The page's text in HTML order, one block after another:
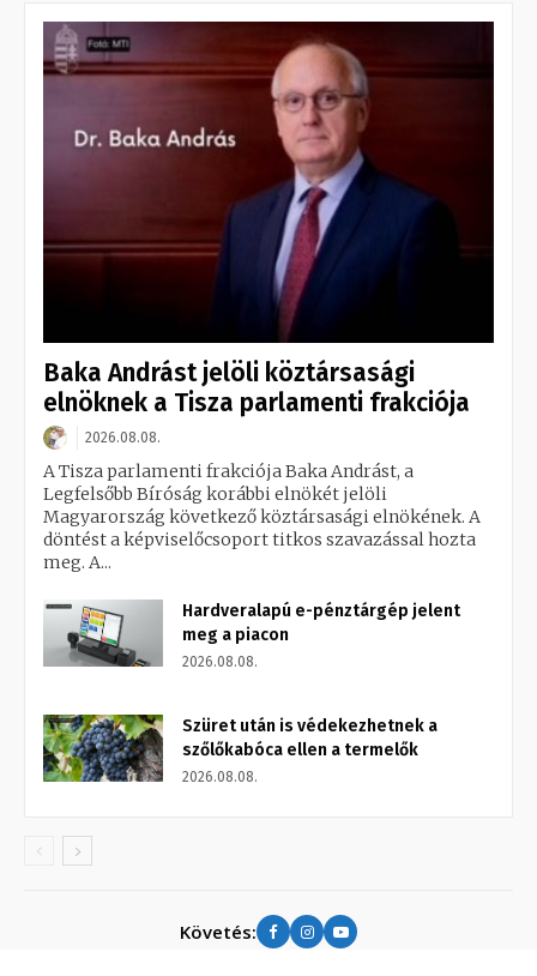
Baka Andrást jelöli köztársasági
elnöknek a Tisza parlamenti frakciója
2026.08.08.
A Tisza parlamenti frakciója Baka Andrást, a
Legfelsőbb Bíróság korábbi elnökét jelöli
Magyarország következő köztársasági elnökének. A
döntést a képviselőcsoport titkos szavazással hozta
meg. A...
Hardveralapú e-pénztárgép jelent
meg a piacon
2026.08.08.
Szüret után is védekezhetnek a
szőlőkabóca ellen a termelők
2026.08.08.
Követés: